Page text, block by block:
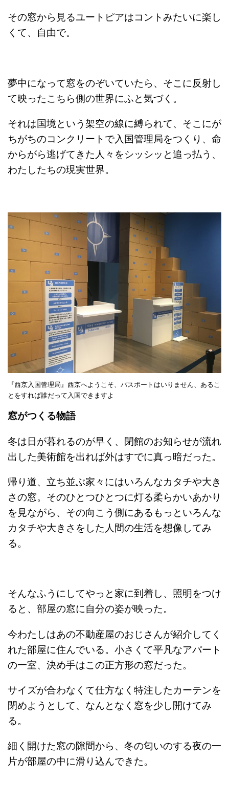
その窓から見るユートピアはコントみたいに楽し
くて、自由で。
夢中になって窓をのぞいていたら、そこに反射し
て映ったこちら側の世界にふと気づく。
それは国境という架空の線に縛られて、そこにが
ちがちのコンクリートで入国管理局をつくり、命
からがら逃げてきた人々をシッシッと追っ払う、
わたしたちの現実世界。
『西京入国管理局』西京へようこそ、パスポートはいりません、あるこ
とをすれば誰だって入国できますよ
窓がつくる物語
冬は日が暮れるのが早く、閉館のお知らせが流れ
出した美術館を出れば外はすでに真っ暗だった。
帰り道、立ち並ぶ家々にはいろんなカタチや大き
さの窓。そのひとつひとつに灯る柔らかいあかり
を見ながら、その向こう側にあるもっといろんな
カタチや大きさをした人間の生活を想像してみ
る。
そんなふうにしてやっと家に到着し、照明をつけ
ると、部屋の窓に自分の姿が映った。
今わたしはあの不動産屋のおじさんが紹介してく
れた部屋に住んでいる。小さくて平凡なアパート
の一室、決め手はこの正方形の窓だった。
サイズが合わなくて仕方なく特注したカーテンを
閉めようとして、なんとなく窓を少し開けてみ
る。
細く開けた窓の隙間から、冬の匂いのする夜の一
片が部屋の中に滑り込んできた。